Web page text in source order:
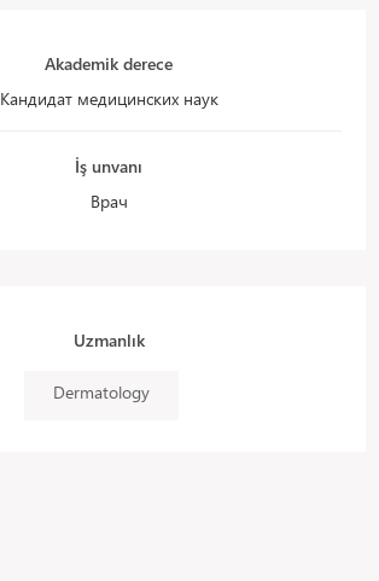
Akademik derece
Кандидат медицинских наук
İş unvanı
Врач
Uzmanlık
Dermatology